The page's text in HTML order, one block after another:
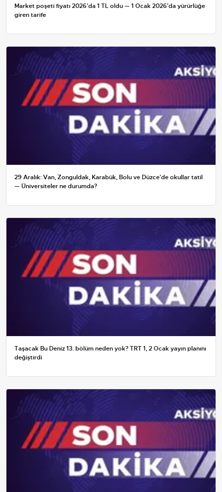
Market poşeti fiyatı 2026'da 1 TL oldu — 1 Ocak 2026'da yürürlüğe
giren tarife
29 Aralık: Van, Zonguldak, Karabük, Bolu ve Düzce'de okullar tatil
— Üniversiteler ne durumda?
Taşacak Bu Deniz 13. bölüm neden yok? TRT 1, 2 Ocak yayın planını
değiştirdi